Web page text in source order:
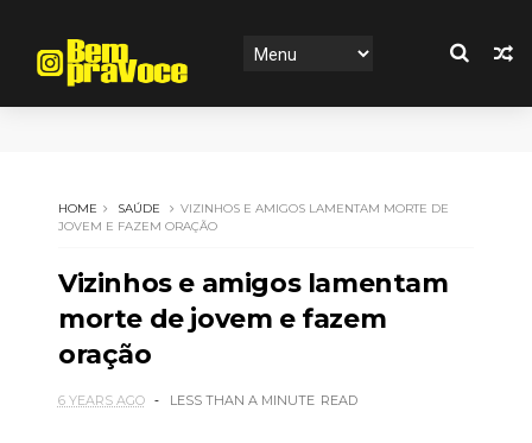
HOME SAÚDE
VIZINHOS E AMIGOS LAMENTAM MORTE DE
JOVEM E FAZEM ORAÇÃO
Vizinhos e amigos lamentam
morte de jovem e fazem
oração
6 YEARS AGO LESS THAN A MINUTE READ